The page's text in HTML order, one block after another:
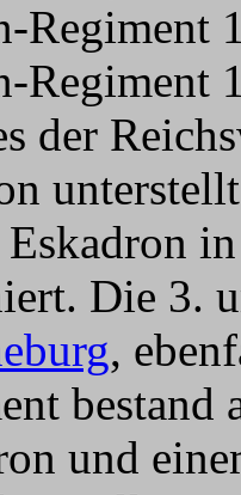
Regiment
Regiment
der
in
Die 3.
,
bestand
und